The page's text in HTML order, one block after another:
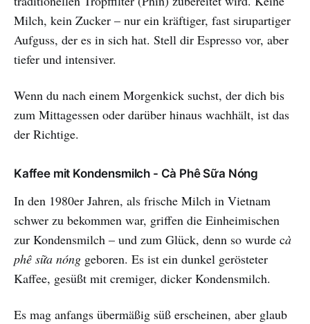
Milch, kein Zucker – nur ein kräftiger, fast sirupartiger
Aufguss, der es in sich hat. Stell dir Espresso vor, aber
tiefer und intensiver.
Wenn du nach einem Morgenkick suchst, der dich bis
zum Mittagessen oder darüber hinaus wachhält, ist das
der Richtige.
Kaffee mit Kondensmilch - Cà Phê Sữa Nóng
In den 1980er Jahren, als frische Milch in Vietnam
schwer zu bekommen war, griffen die Einheimischen
zur Kondensmilch – und zum Glück, denn so wurde cà
phê sữa nóng geboren. Es ist ein dunkel gerösteter
Kaffee, gesüßt mit cremiger, dicker Kondensmilch.
Es mag anfangs übermäßig süß erscheinen, aber glaub